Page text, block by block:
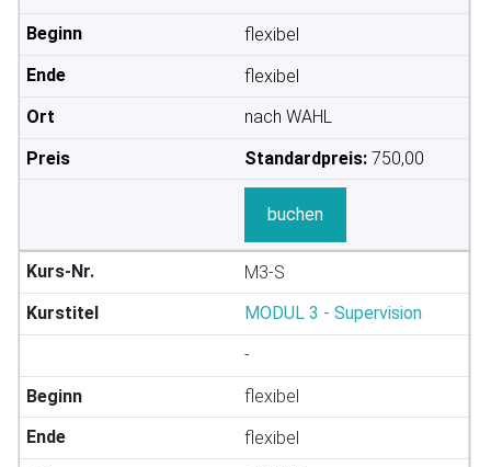
flexibel
flexibel
nach WAHL
Standardpreis: 750,00
buchen
M3-S
MODUL 3 - Supervision
-
flexibel
flexibel